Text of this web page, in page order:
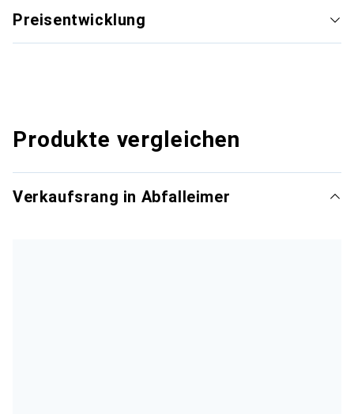
Preisentwicklung
Produkte vergleichen
Verkaufsrang in Abfalleimer